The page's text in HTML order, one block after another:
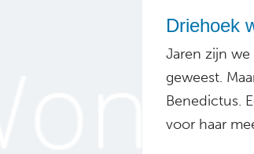
Driehoek
Jaren zijn
geweest.
Benedictus.
voor haar